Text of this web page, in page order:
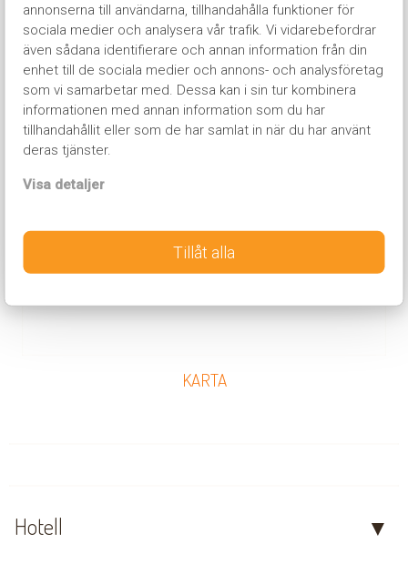
annonserna till användarna, tillhandahålla funktioner för
sociala medier och analysera vår trafik. Vi vidarebefordrar
även sådana identifierare och annan information från din
enhet till de sociala medier och annons- och analysföretag
som vi samarbetar med. Dessa kan i sin tur kombinera
informationen med annan information som du har
tillhandahållit eller som de har samlat in när du har använt
deras tjänster.
Visa detaljer
Tillåt alla
TRYGG BOKNING
KARTA
Hotell